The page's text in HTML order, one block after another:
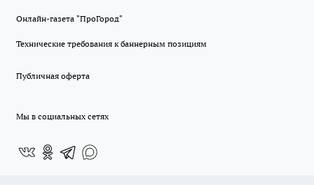
Онлайн-газета "ПроГород"
Технические требования к баннерным позициям
Публичная оферта
Мы в социальных сетях